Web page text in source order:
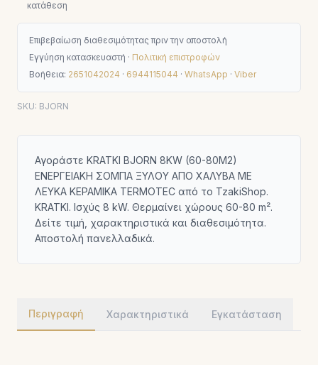
κατάθεση
Επιβεβαίωση διαθεσιμότητας πριν την αποστολή
Εγγύηση κατασκευαστή · Πολιτική επιστροφών
Βοήθεια: 2651042024 · 6944115044 · WhatsApp · Viber
SKU: BJORN
Αγοράστε KRATKI BJORN 8KW (60-80M2)
ΕΝΕΡΓΕΙΑΚΗ ΣΟΜΠΑ ΞΥΛΟΥ ΑΠΟ ΧΑΛΥΒΑ ΜΕ
ΛΕΥΚΑ ΚΕΡΑΜΙΚΑ TERMOTEC από το TzakiShop.
KRATKI. Ισχύς 8 kW. Θερμαίνει χώρους 60-80 m².
Δείτε τιμή, χαρακτηριστικά και διαθεσιμότητα.
Αποστολή πανελλαδικά.
Περιγραφή Χαρακτηριστικά Εγκατάσταση